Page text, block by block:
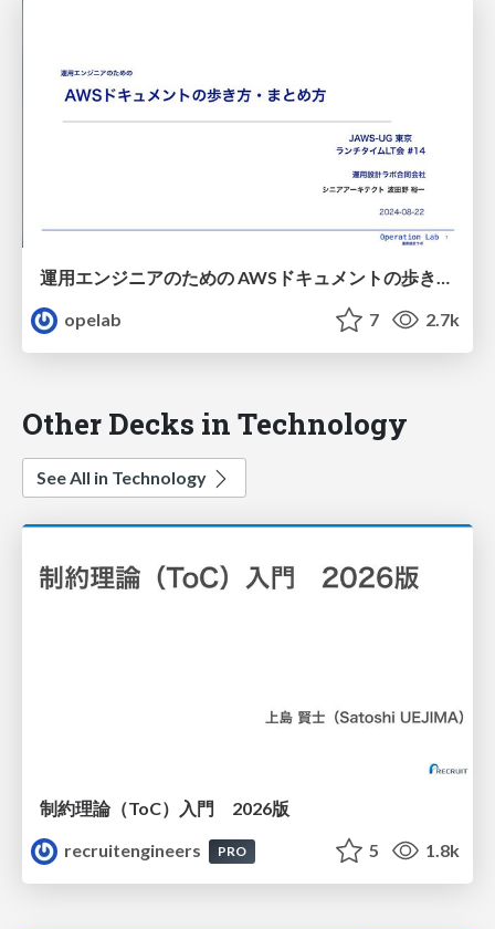
運用エンジニアのための AWSドキュメントの歩き方・まとめ方 / 20240822-jawsug-tokyo-aws-documents
opelab
7 2.7k
Other Decks in Technology
See All in Technology
制約理論（ToC）入門 2026版
recruitengineers
PRO 5 1.8k